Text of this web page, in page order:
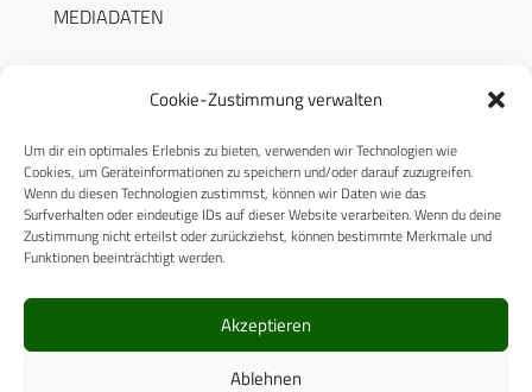
Cookie-Zustimmung verwalten
Um dir ein optimales Erlebnis zu bieten, verwenden wir Technologien wie
Cookies, um Geräteinformationen zu speichern und/oder darauf zuzugreifen.
Wenn du diesen Technologien zustimmst, können wir Daten wie das
Surfverhalten oder eindeutige IDs auf dieser Website verarbeiten. Wenn du deine
Zustimmung nicht erteilst oder zurückziehst, können bestimmte Merkmale und
Funktionen beeinträchtigt werden.
Akzeptieren
Ablehnen
MEDIADATEN
RECHTLICHES
Datenschutzerklärung
Cookie-Richtlinie (EU)